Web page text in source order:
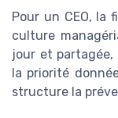
Pour un CEO, la
culture
jour et partagée,
la priorité
structure la